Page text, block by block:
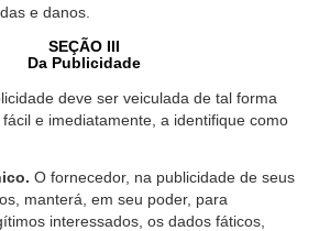
e danos.
SEÇÃO III
Da Publicidade
deve ser veiculada de tal forma
e imediatamente, a identifique como
O fornecedor, na publicidade de seus
manterá, em seu poder, para
interessados, os dados fáticos,